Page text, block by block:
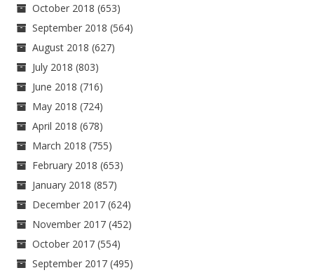
October 2018 (653)
September 2018 (564)
August 2018 (627)
July 2018 (803)
June 2018 (716)
May 2018 (724)
April 2018 (678)
March 2018 (755)
February 2018 (653)
January 2018 (857)
December 2017 (624)
November 2017 (452)
October 2017 (554)
September 2017 (495)